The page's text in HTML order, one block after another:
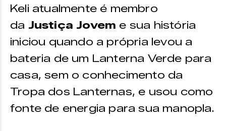
Keli atualmente é membro
da Justiça Jovem e sua história
iniciou quando a própria levou a
bateria de um Lanterna Verde para
casa, sem o conhecimento da
Tropa dos Lanternas, e usou como
fonte de energia para sua manopla.